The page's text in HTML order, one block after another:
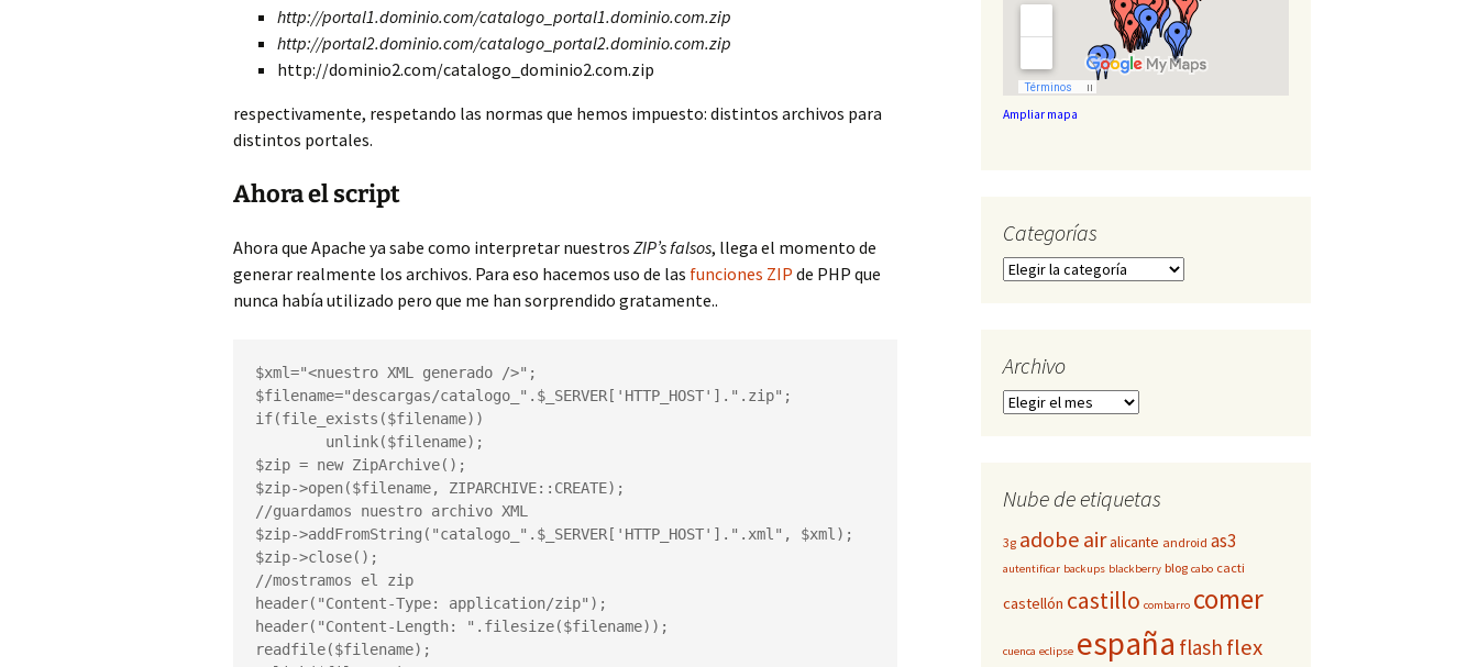
http://portal1.dominio.com/catalogo_portal1.dominio.com.zip
http://portal2.dominio.com/catalogo_portal2.dominio.com.zip
http://dominio2.com/catalogo_dominio2.com.zip
respectivamente, respetando las normas que hemos impuesto: distintos archivos para
distintos portales.
Ahora el script
Ahora que Apache ya sabe como interpretar nuestros ZIP’s falsos, llega el momento de
generar realmente los archivos. Para eso hacemos uso de las funciones ZIP de PHP que
nunca había utilizado pero que me han sorprendido gratamente..
$xml="<nuestro XML generado />";
$filename="descargas/catalogo_".$_SERVER['HTTP_HOST'].".zip";
if(file_exists($filename))
$zip = new ZipArchive();
$zip->open($filename, ZIPARCHIVE::CREATE);
//guardamos nuestro archivo XML
$zip->addFromString("catalogo_".$_SERVER['HTTP_HOST'].".xml", $xml);
$zip->close();
//mostramos el zip
header("Content-Type: application/zip");
header("Content-Length: ".filesize($filename));
readfile($filename);
Ampliar mapa
Categorías
Categorías
Archivo
Archivo
Nube de etiquetas
3g adobe airalicante android as3
autentificar backups blackberry blog cabo cacti
castellón castillo combarro comer
cuenca eclipse españa flash flex